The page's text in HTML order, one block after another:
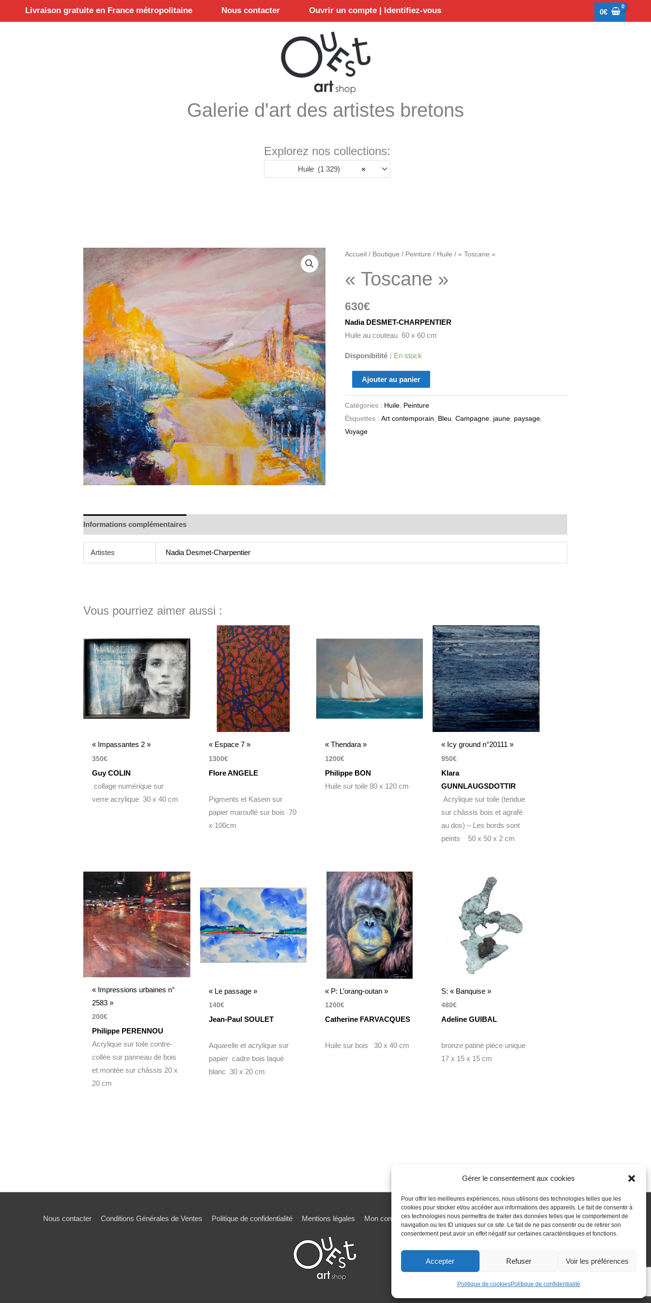
Gérer le consentement aux cookies
Pour offrir les meilleures expériences, nous utilisons des technologies telles que les
cookies pour stocker et/ou accéder aux informations des appareils. Le fait de consentir à
ces technologies nous permettra de traiter des données telles que le comportement de
navigation ou les ID uniques sur ce site. Le fait de ne pas consentir ou de retirer son
consentement peut avoir un effet négatif sur certaines caractéristiques et fonctions.
Accepter Refuser Voir les préférences
Politique de cookiesPolitique de confidentialité
Livraison gratuite en France métropolitaine Nous contacter Ouvrir un compte | Identifiez-vous 0€
Galerie d'art des artistes bretons
Explorez nos collections:
×
Huile (1 329)
Accueil / Boutique / Peinture / Huile / « Toscane »
« Toscane »
630€
Nadia DESMET-CHARPENTIER
Huile au couteau 60 x 60 cm
Disponibilité : En stock
quantité
"Toscane"
Ajouter au panier
Catégories : Huile
Peinture
Étiquettes : Art contemporain Bleu Campagne jaune paysage
Voyage
Informations complémentaires
Artistes Nadia Desmet-Charpentier
Vous pourriez aimer aussi :
« Impassantes 2 »
350€
Guy COLIN
collage numérique sur
verre acrylique 30 x 40 cm
« Espace 7 »
1300€
Flore ANGELE
Pigments et Kasein sur
papier marouflé sur bois 70
x 100cm
« Thendara »
1200€
Philippe BON
Huile sur toile 80 x 120 cm
« Icy ground n°20111 »
950€
Klara
GUNNLAUGSDOTTIR
Acrylique sur toile (tendue
sur châssis bois et agrafé
au dos) – Les bords sont
peints 50 x 50 x 2 cm
« Impressions urbaines n°
2583 »
200€
Philippe PERENNOU
Acrylique sur toile contre-
collée sur panneau de bois
et montée sur châssis 20 x
20 cm
« Le passage »
140€
Jean-Paul SOULET
Aquarelle et acrylique sur
papier cadre bois laqué
blanc 30 x 20 cm
« P: L’orang-outan »
1200€
Catherine FARVACQUES
Huile sur bois 30 x 40 cm
S: « Banquise »
480€
Adeline GUIBAL
bronze patiné pièce unique
17 x 15 x 15 cm
Nous contacter Conditions Générales de Ventes Politique de confidentialité Mentions légales Mon compte Mot de passe perdu Newsletter Politique de cookies (UE)